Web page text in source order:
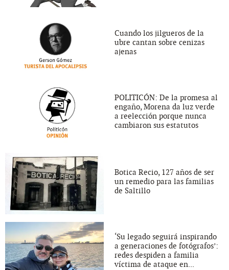
Cuando los jilgueros de la
ubre cantan sobre cenizas
ajenas
POLITICÓN: De la promesa al
engaño, Morena da luz verde
a reelección porque nunca
cambiaron sus estatutos
Botica Recio, 127 años de ser
un remedio para las familias
de Saltillo
‘Su legado seguirá inspirando
a generaciones de fotógrafos’:
redes despiden a familia
víctima de ataque en...